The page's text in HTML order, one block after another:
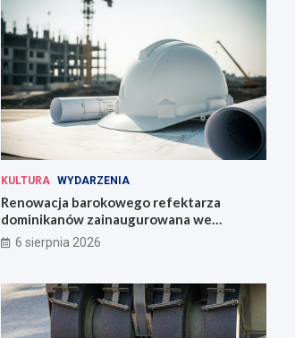
KULTURA WYDARZENIA
Renowacja barokowego refektarza
dominikanów zainaugurowana we
Wrocławiu
6 sierpnia 2026